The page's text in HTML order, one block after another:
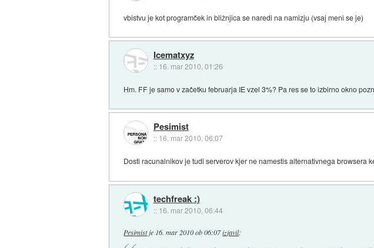
vbistvu je kot programček in bližnjica se naredi na namizju (vsaj meni se je)
Icematxyz
:: 16. mar 2010, 01:26
Hm. FF je samo v začetku februarja IE vzel 3%? Pa res se to izbirno okno
Pesimist
:: 16. mar 2010, 06:07
Dosti racunalnikov je tudi serverov kjer ne namestis alternativnega browsera
techfreak :)
:: 16. mar 2010, 06:44
Pesimistje 16. mar 2010 ob 06:07izjavil: